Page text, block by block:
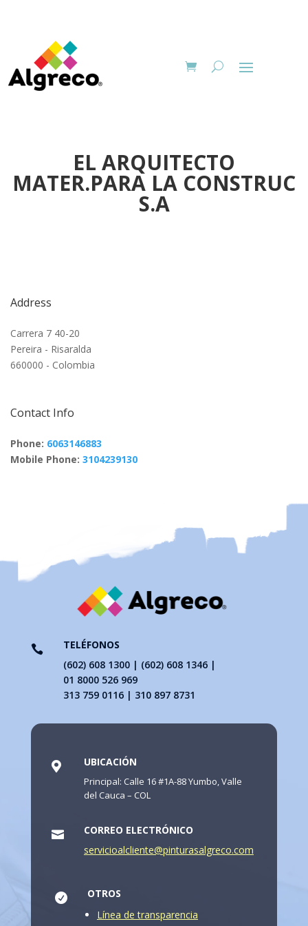
EL ARQUITECTO
MATER.PARA LA CONSTRUC
S.A
Address
Carrera 7 40-20
Pereira - Risaralda
660000 - Colombia
Contact Info
Phone: 6063146883
Mobile Phone: 3104239130

TELÉFONOS
(602) 608 1300 | (602) 608 1346 |
01 8000 526 969
313 759 0116 | 310 897 8731
 UBICACIÓN
Principal: Calle 16 #1A-88 Yumbo, Valle
del Cauca – COL

CORREO ELECTRÓNICO
servicioalcliente@pinturasalgreco.com

OTROS
Línea de transparencia